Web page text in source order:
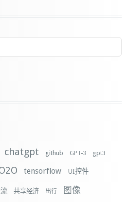
chatgpt github GPT-3 gpt3
tensorflow UI控件
共享经济 出行 图像